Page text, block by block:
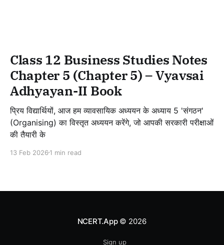
Class 12 Business Studies Notes
Chapter 5 (Chapter 5) – Vyavsai
Adhyayan-II Book
प्रिय विद्यार्थियों, आज हम व्यावसायिक अध्ययन के अध्याय 5 'संगठन'
(Organising) का विस्तृत अध्ययन करेंगे, जो आपकी सरकारी परीक्षाओं
की तैयारी के
13 Feb 2026 1 min read
NCERT.App© 2026
Sign up